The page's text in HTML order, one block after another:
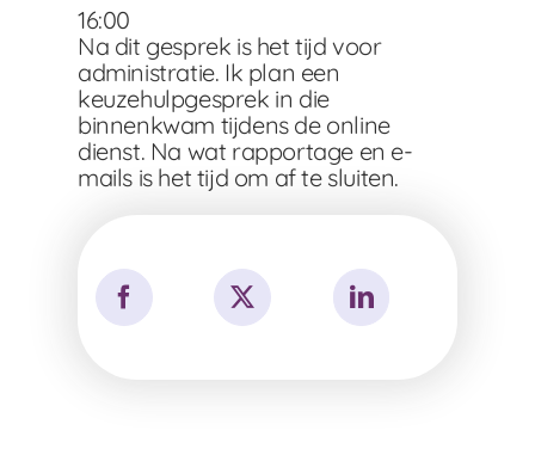
16:00
Na dit gesprek is het tijd voor
administratie. Ik plan een
keuzehulpgesprek in die
binnenkwam tijdens de online
dienst. Na wat rapportage en e-
mails is het tijd om af te sluiten.